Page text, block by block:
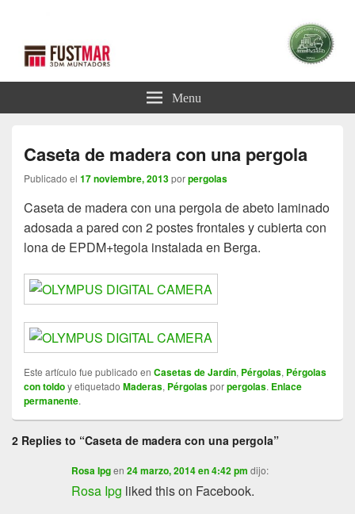
Blog Pérgolas Menu
Caseta de madera con una pergola
Publicado el 17 noviembre, 2013porpergolas
Caseta de madera con una pergola de abeto laminado
adosada a pared con 2 postes frontales y cubierta con
lona de EPDM+tegola instalada en Berga.
Este artículo fue publicado en Casetas de Jardín, Pérgolas, Pérgolas
con toldoy etiquetado Maderas, Pérgolasporpergolas. Enlace
permanente.
2 Replies to “Caseta de madera con una pergola”
Rosa Ipgen24 marzo, 2014 en 4:42 pm dijo:
Rosa Ipg liked this on Facebook.